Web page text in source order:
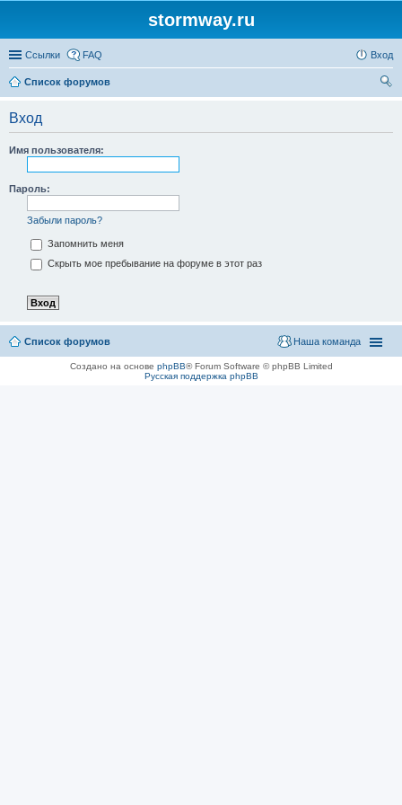
stormway.ru
Ссылки FAQ Вход
Список форумов
Вход
Имя пользователя:
Пароль:
Забыли пароль?
Запомнить меня
Скрыть мое пребывание на форуме в этот раз
Список форумов Наша команда
Создано на основе phpBB® Forum Software © phpBB Limited
Русская поддержка phpBB